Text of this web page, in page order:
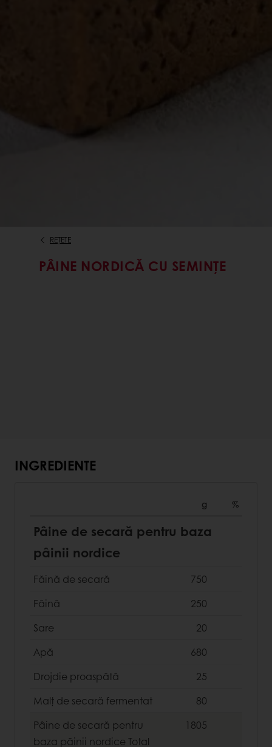
REȚETE
PÂINE NORDICĂ CU SEMINȚE
INGREDIENTE
g %
Pâine de secară pentru baza
pâinii nordice
Făină de secară
750
Făină
250
Sare
20
Apă
680
Drojdie proaspătă
25
Malț de secară fermentat
80
Pâine de secară pentru
baza pâinii nordice Total
1805